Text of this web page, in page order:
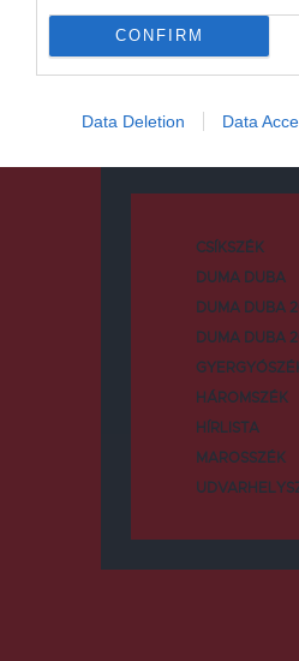
CONFIRM
Data Deletion Data
Keresés:
Kategóriák
CSÍKSZÉK
DUMA DUBA
DUMA DUBA
DUMA DUBA
HÁROMSZÉK
HÍRLISTA
MAROSSZÉK